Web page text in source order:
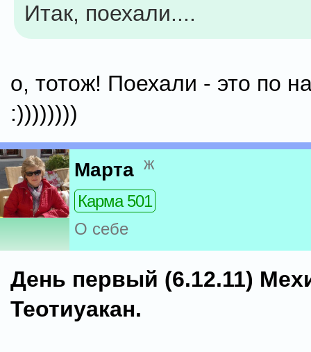
Итак, поехали....
о, тотож! Поехали - это по
:))))))))
Марта ж
Карма 501
О себе
День первый (6.12.11)
Теотиуакан.